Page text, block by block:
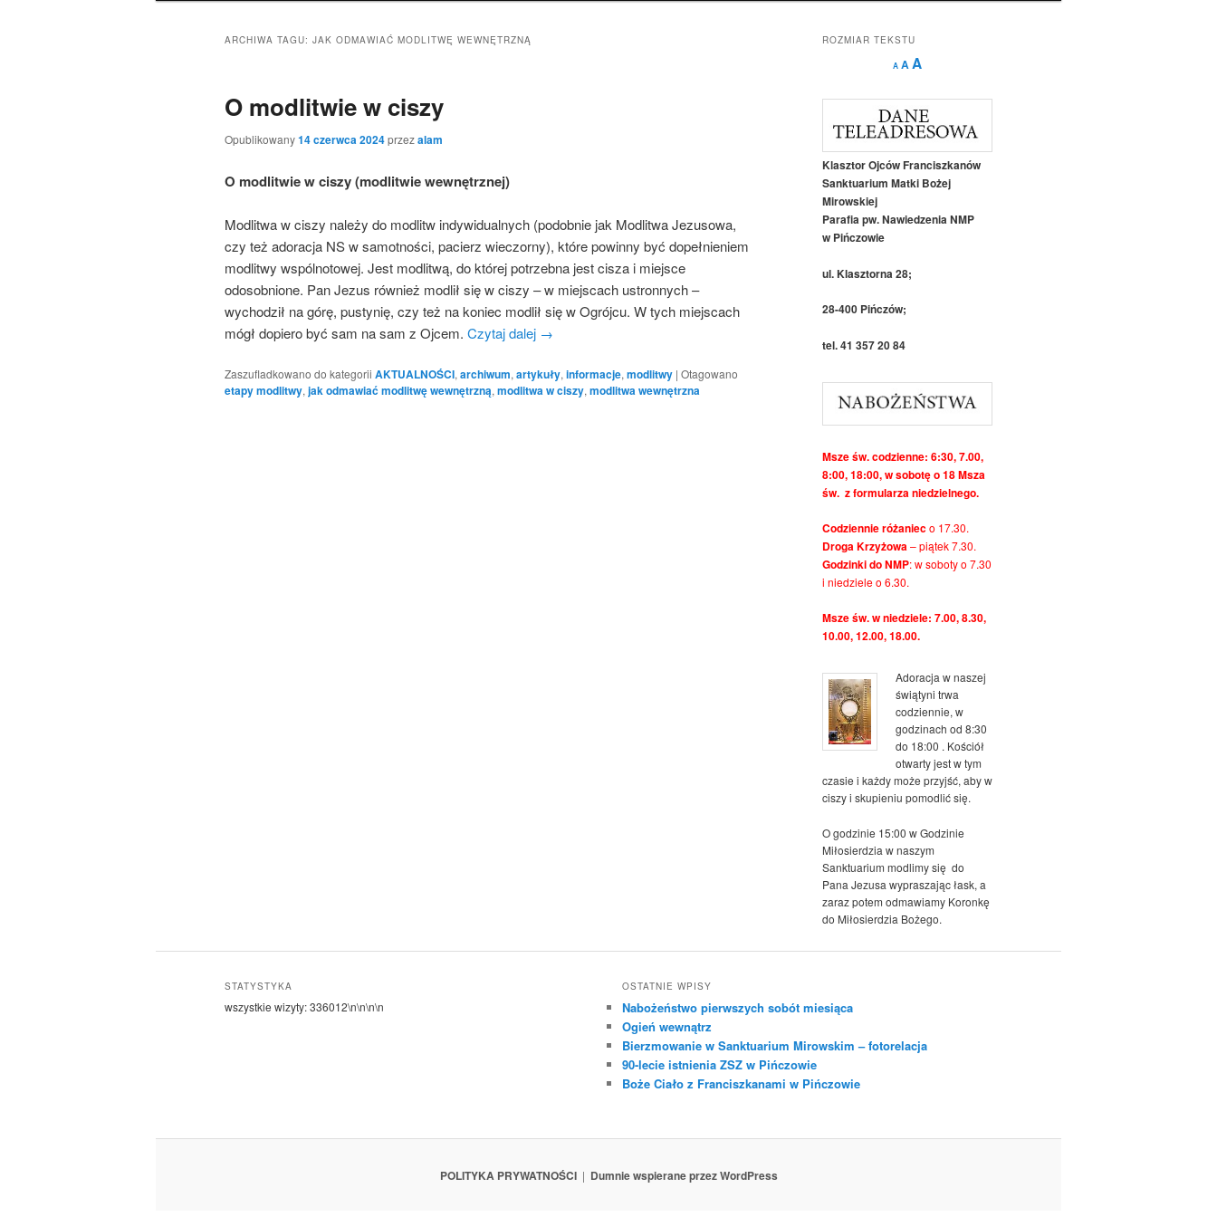
ARCHIWA TAGU: JAK ODMAWIAĆ MODLITWĘ WEWNĘTRZNĄ
O modlitwie w ciszy
Opublikowany14 czerwca 2024przezalam
O modlitwie w ciszy (modlitwie wewnętrznej)
Modlitwa w ciszy należy do modlitw indywidualnych (podobnie jak Modlitwa Jezusowa,
czy też adoracja NS w samotności, pacierz wieczorny), które powinny być dopełnieniem
modlitwy wspólnotowej. Jest modlitwą, do której potrzebna jest cisza i miejsce
odosobnione. Pan Jezus również modlił się w ciszy – w miejscach ustronnych –
wychodził na górę, pustynię, czy też na koniec modlił się w Ogrójcu. W tych miejscach
mógł dopiero być sam na sam z Ojcem. Czytaj dalej →
Zaszufladkowano do kategorii AKTUALNOŚCI, archiwum, artykuły, informacje, modlitwy | Otagowano
etapy modlitwy, jak odmawiać modlitwę wewnętrzną, modlitwa w ciszy, modlitwa wewnętrzna
ROZMIAR TEKSTU
A
Decrease
font
A Reset
AIncrease
size.
Klasztor Ojców Franciszkanów
Sanktuarium Matki Bożej
Mirowskiej
Parafia pw. Nawiedzenia NMP
w Pińczowie
ul. Klasztorna 28;
28-400 Pińczów;
tel. 41 357 20 84
Msze św. codzienne: 6:30, 7.00,
8:00, 18:00, w sobotę o 18 Msza
św. z formularza niedzielnego.
Codziennie różanieco 17.30.
Droga Krzyżowa– piątek 7.30.
Godzinki do NMP: w soboty o 7.30
i niedziele o 6.30.
Msze św. w niedziele: 7.00, 8.30,
10.00, 12.00, 18.00.
Adoracja w naszej
świątyni trwa
codziennie, w
godzinach od 8:30
do 18:00 . Kościół
otwarty jest w tym
czasie i każdy może przyjść, aby w
ciszy i skupieniu pomodlić się.
O godzinie 15:00 w Godzinie
Miłosierdzia w naszym
Sanktuarium modlimy się do
Pana Jezusa wypraszając łask, a
zaraz potem odmawiamy Koronkę
do Miłosierdzia Bożego.
STATYSTYKA
wszystkie wizyty:336012\n\n\n\n
OSTATNIE WPISY
Nabożeństwo pierwszych sobót miesiąca
Ogień wewnątrz
Bierzmowanie w Sanktuarium Mirowskim – fotorelacja
90-lecie istnienia ZSZ w Pińczowie
Boże Ciało z Franciszkanami w Pińczowie
POLITYKA PRYWATNOŚCI Dumnie wspierane przez WordPress